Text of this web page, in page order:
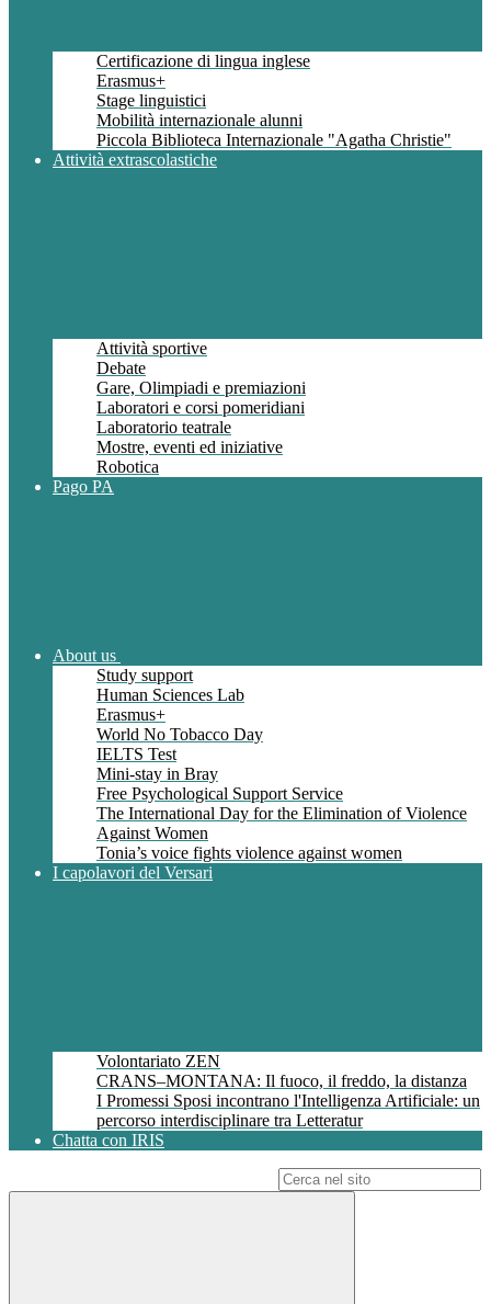
Certificazione di lingua inglese
Erasmus+
Stage linguistici
Mobilità internazionale alunni
Piccola Biblioteca Internazionale "Agatha Christie"
Attività extrascolastiche
Attività sportive
Debate
Gare, Olimpiadi e premiazioni
Laboratori e corsi pomeridiani
Laboratorio teatrale
Mostre, eventi ed iniziative
Robotica
Pago PA
About us
Study support
Human Sciences Lab
Erasmus+
World No Tobacco Day
IELTS Test
Mini-stay in Bray
Free Psychological Support Service
The International Day for the Elimination of Violence
Against Women
Tonia’s voice fights violence against women
I capolavori del Versari
Volontariato ZEN
CRANS–MONTANA: Il fuoco, il freddo, la distanza
I Promessi Sposi incontrano l'Intelligenza Artificiale: un
percorso interdisciplinare tra Letteratur
Chatta con IRIS